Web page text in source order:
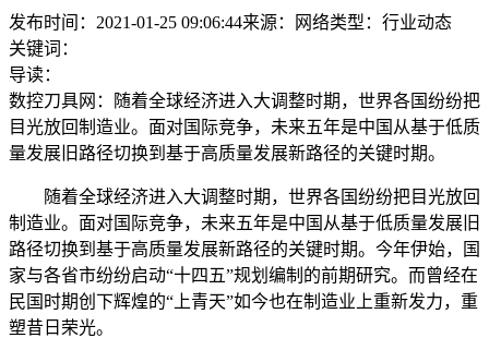
发布时间：2021-01-25 09:06:44来源：网络类型： 行业动态
关键词：
导读：
数控刀具网：随着全球经济进入大调整时期，世界各国纷纷把
目光放回制造业。面对国际竞争，未来五年是中国从基于低质
量发展旧路径切换到基于高质量发展新路径的关键时期。
随着全球经济进入大调整时期，世界各国纷纷把目光放回
制造业。面对国际竞争，未来五年是中国从基于低质量发展旧
路径切换到基于高质量发展新路径的关键时期。今年伊始，国
家与各省市纷纷启动“十四五”规划编制的前期研究。而曾经在
民国时期创下辉煌的“上青天”如今也在制造业上重新发力，重
塑昔日荣光。